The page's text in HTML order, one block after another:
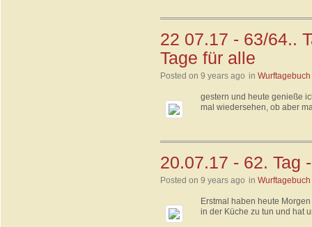
22 07.17 - 63/64..
Tage für alle
Posted on 9 years ago in
gestern und heute genieße
mal wiedersehen, ob aber
20.07.17 - 62. Tag
Posted on 9 years ago in
Erstmal haben heute
in der Küche zu tun und hat